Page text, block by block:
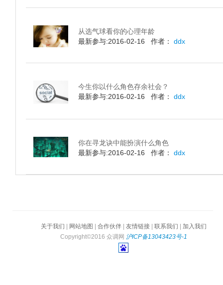
从选气球看你的心理年龄
最新参与:2016-02-16 作者：
ddx
今生你以什么角色存余社会？
最新参与:2016-02-16 作者：
ddx
你在寻龙诀中能扮演什么角色
最新参与:2016-02-16 作者：
ddx
关于我们 | 网站地图 | 合作伙伴| 友情链接| 联系我们 | 加入我们
Copyright©2016 众调网 沪ICP备13043423号-1